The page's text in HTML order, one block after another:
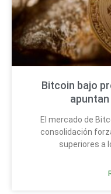
Bitcoin bajo
El mercado de
consolidación
superiores a